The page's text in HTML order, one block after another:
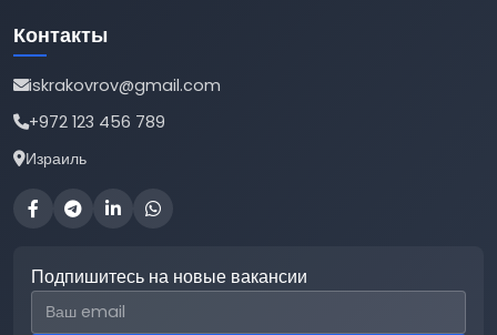
Контакты
iskrakovrov@gmail.com
+972 123 456 789
Израиль
Подпишитесь на новые вакансии
Email для подписки